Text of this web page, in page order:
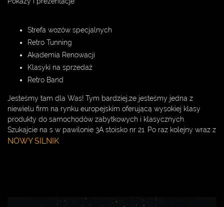
Strefa wozów specjalnych
Retro Tunning
Akademia Renowacji
Klasyki na sprzedaż
Retro Band
Jesteśmy tam dla Was! Tym bardziej,ze jesteśmy jedna z
niewielu firm na rynku europejskim oferującą wysokiej klasy
produkty do samochodów zabytkowych i klasycznych.
Szukajcie na s w pawilonie 3A stoisko nr 21. Po raz kolejny wraz z
NOWY SILNIK